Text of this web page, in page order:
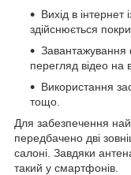
Вихід в інтернет
здійснюється
Завантажування
перегляд відео на
Використання
тощо.
Для забезпечення
передбачено дві
салоні. Завдяки
такий у смартфонів.